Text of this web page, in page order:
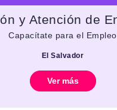
Capacítate para el Empleo
El Salvador
Ver más